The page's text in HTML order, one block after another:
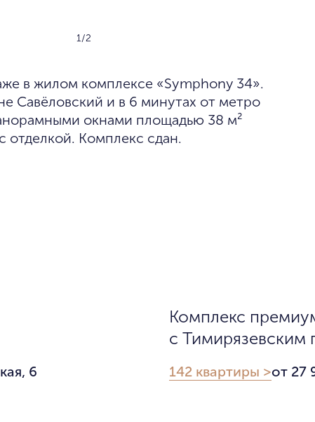
1/2
Савёловский и в 6 минутах от метро
окнами площадью 38 м²
отделкой. Комплекс сдан.
6
Комплекс
с Тимирязевским
142 квартиры >от 27